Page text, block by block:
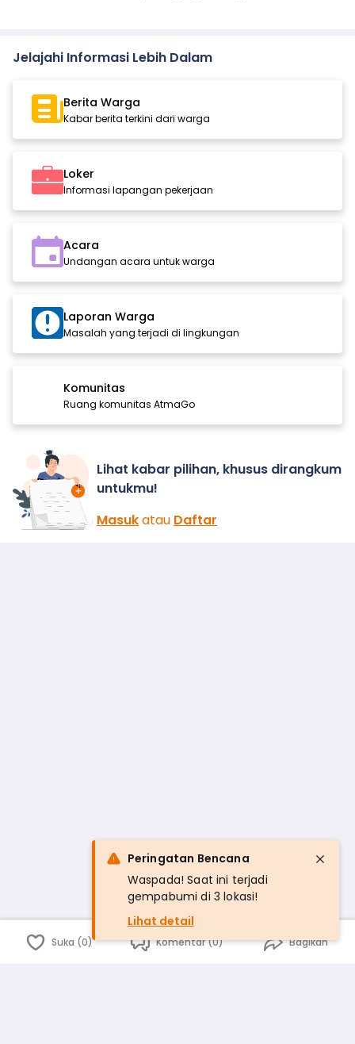
Jelajahi Informasi Lebih Dalam
Berita Warga
Kabar berita terkini dari warga
Loker
Informasi lapangan pekerjaan
Acara
Undangan acara untuk warga
Laporan Warga
Masalah yang terjadi di lingkungan
Komunitas
Ruang komunitas AtmaGo
Lihat kabar pilihan, khusus dirangkum
untukmu!
Masukatau Daftar
Suka (0) Komentar (0) Bagikan
Peringatan Bencana
Waspada! Saat ini terjadi
gempabumi di 3 lokasi!
Lihat detail